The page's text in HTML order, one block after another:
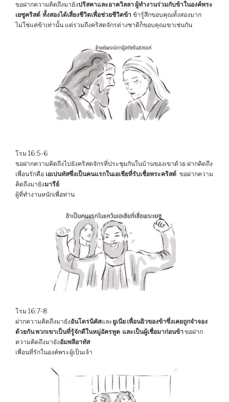
ขอฝากความคิดถึงมายังปริสคาและอาควิลลา ผู้ทำงานร่วมกับข้าในองค์พระ
เยซูคริสต์ ทั้งสองได้เสี่ยงชีวิตเพื่อช่วยชีวิตข้า ข้ารู้สึกขอบคุณทั้งสองมาก
ไม่ใช่แค่ข้าเท่านั้น แต่รวมถึงคริสตจักรต่างชาติก็ขอบคุณเขาเช่นกัน
โรม 16:5-6
ขอฝากความคิดถึงไปยังคริสตจักรที่ประชุมกันในบ้านของเขาด้วย ฝากคิดถึง
เพื่อนรักคือ เอเปนทัสซึ่งเป็นคนแรกในเอเชียที่รับเชื่อพระคริสต์ ขอฝากความ
คิดถึงมายังมารีย์
ผู้ที่ทำงานหนักเพื่อท่าน
โรม 16:7-8
ฝากความคิดถึงมายังอันโดรนิคัสและยูเนีย เพื่อนยิวของข้าซึ่งเคยถูกจำจอง
ด้วยกัน พวกเขาเป็นที่รู้จักดีในหมู่อัครทูต และเป็นผู้เชื่อมาก่อนข้าขอฝาก
ความคิดถึงมายังอัมพลีอาทัส
เพื่อนที่รักในองค์พระผู้เป็นเจ้า